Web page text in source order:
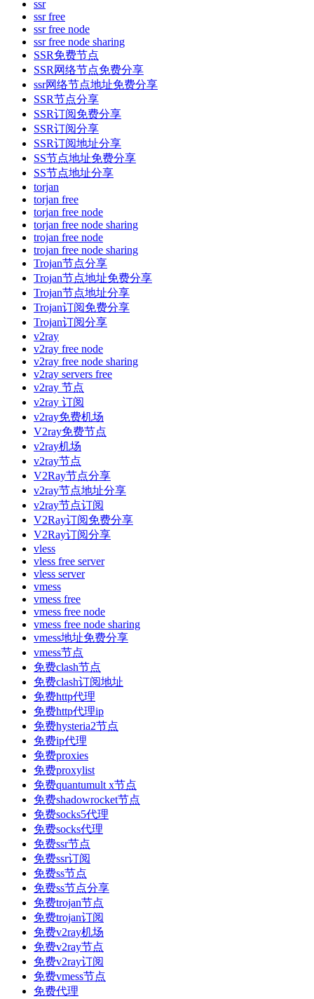
ssr
ssr free
ssr free node
ssr free node sharing
SSR免费节点
SSR网络节点免费分享
ssr网络节点地址免费分享
SSR节点分享
SSR订阅免费分享
SSR订阅分享
SSR订阅地址分享
SS节点地址免费分享
SS节点地址分享
torjan
torjan free
torjan free node
torjan free node sharing
trojan free node
trojan free node sharing
Trojan节点分享
Trojan节点地址免费分享
Trojan节点地址分享
Trojan订阅免费分享
Trojan订阅分享
v2ray
v2ray free node
v2ray free node sharing
v2ray servers free
v2ray 节点
v2ray 订阅
v2ray免费机场
V2ray免费节点
v2ray机场
v2ray节点
V2Ray节点分享
v2ray节点地址分享
v2ray节点订阅
V2Ray订阅免费分享
V2Ray订阅分享
vless
vless free server
vless server
vmess
vmess free
vmess free node
vmess free node sharing
vmess地址免费分享
vmess节点
免费clash节点
免费clash订阅地址
免费http代理
免费http代理ip
免费hysteria2节点
免费ip代理
免费proxies
免费proxylist
免费quantumult x节点
免费shadowrocket节点
免费socks5代理
免费socks代理
免费ssr节点
免费ssr订阅
免费ss节点
免费ss节点分享
免费trojan节点
免费trojan订阅
免费v2ray机场
免费v2ray节点
免费v2ray订阅
免费vmess节点
免费代理